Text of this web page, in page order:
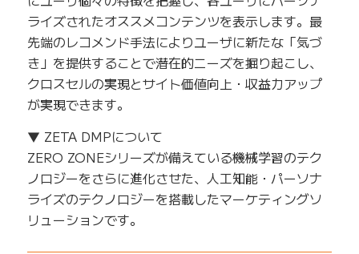
ライズされたオススメコンテンツを表示します。最
先端のレコメンド手法によりユーザに新たな「気づ
き」を提供することで潜在的ニーズを掘り起こし、
クロスセルの実現とサイト価値向上・収益力アップ
が実現できます。
▼ ZETA DMPについて
ZERO ZONEシリーズが備えている機械学習のテク
ノロジーをさらに進化させた、人工知能・パーソナ
ライズのテクノロジーを搭載したマーケティングソ
リューションです。